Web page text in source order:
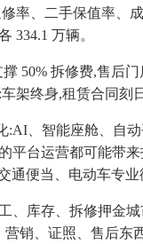
率、二手保值率、
334.1 万辆。
拆修费,售后
架终身,租赁合同刻
、智能座舱、自
台运营都可能带
便当、电动车专
存、拆修押金城
销、证照、售后